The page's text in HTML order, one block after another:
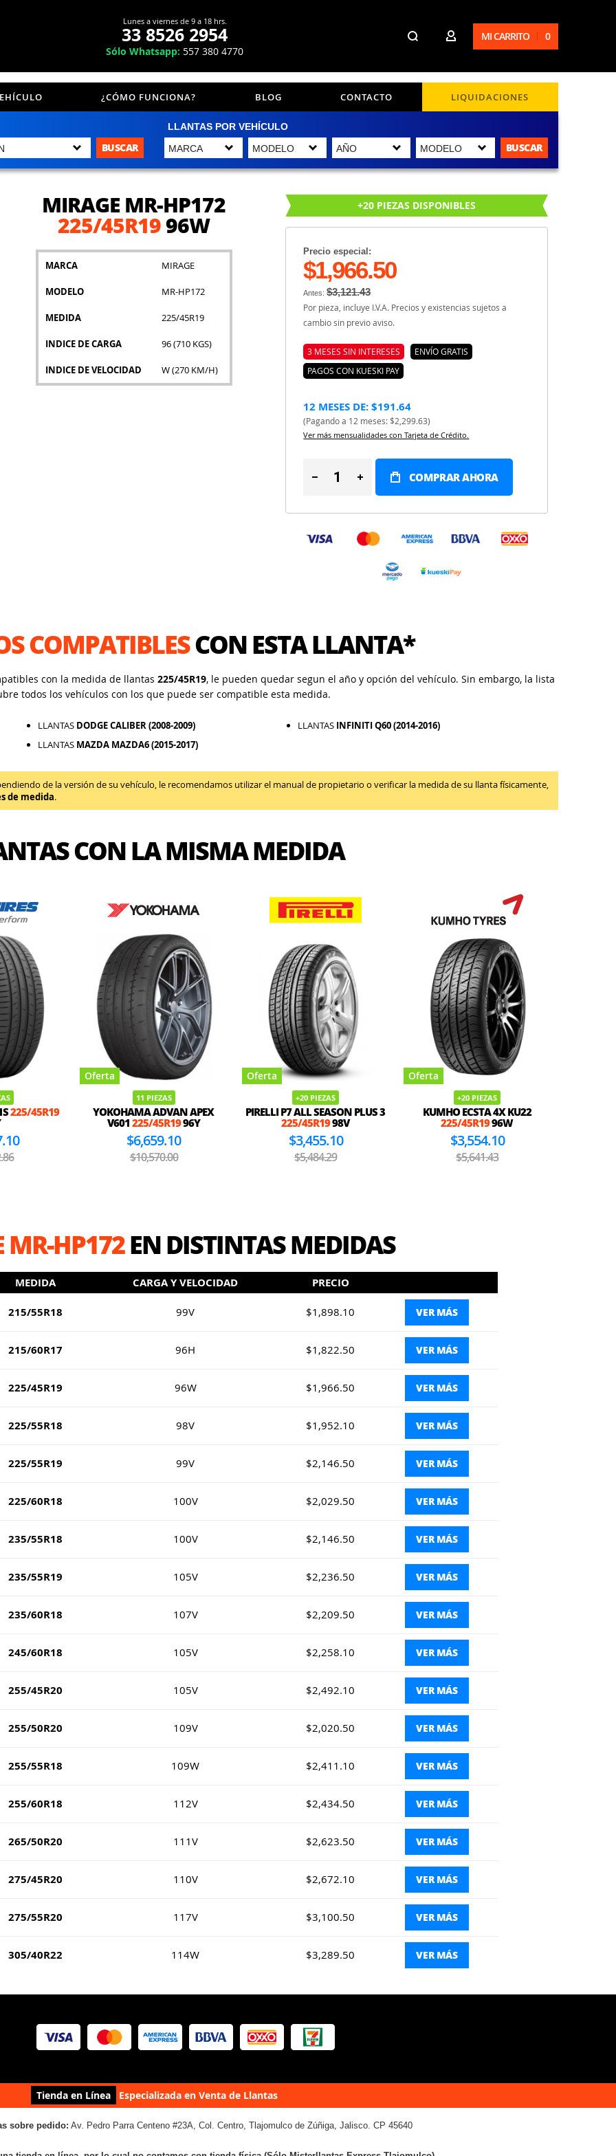
Lunes a viernes de 9 a 18 hrs.
33 8526 2954
Sólo Whatsapp: 557 380 4770
MI CARRITO 0
¿CÓMO FUNCIONA? BLOG CONTACTO LIQUIDACIONES
BUSCAR
LLANTAS POR VEHÍCULO
BUSCAR
MIRAGE MR-HP172
225/45R1996W
MARCA MIRAGE
MODELO MR-HP172
MEDIDA 225/45R19
INDICE DE CARGA 96 (710 KGS)
INDICE DE VELOCIDAD W (270 KM/H)
+20 PIEZAS DISPONIBLES
Precio especial:
$1,966.50
Antes:$3,121.43
Por pieza, incluye I.V.A. Precios y existencias sujetos a
cambio sin previo aviso.
3 MESES SIN INTERESES
ENVÍO GRATIS
PAGOS CON KUESKI PAY
12 MESES DE: $191.64
(Pagando a 12 meses: $2,299.63)
Ver más mensualidades con Tarjeta de Crédito.
COMPRAR AHORA
COMPATIBLESCON ESTA LLANTA*
con la medida de llantas 225/45R19, le pueden quedar segun el año y opción del vehículo. Sin embargo, la lista
todos los vehículos con los que puede ser compatible esta medida.
LLANTAS DODGE CALIBER (2008-2009) LLANTAS INFINITI Q60 (2014-2016)
LLANTAS MAZDA MAZDA6 (2015-2017)
de la versión de su vehículo, le recomendamos utilizar el manual de propietario o verificar la medida de su llanta físicamente,
de medida.
CON LA MISMA MEDIDA
APEX
Oferta
+20 PIEZAS
PIRELLI P7 ALL SEASON PLUS 3
225/45R1998V
$3,455.10
$5,484.29
Oferta
+20 PIEZAS
KUMHO ECSTA 4X KU22
225/45R1996W
$3,554.10
$5,641.43
Oferta
+20 PIEZAS
MAXTREK MAXIMUS M1
225/45R1996W
$2,024.10
$3,212.86
MR-HP172EN DISTINTAS MEDIDAS
MEDIDA CARGA Y VELOCIDAD PRECIO
215/55R18 99V $1,898.10 VER MÁS
215/60R17 96H $1,822.50 VER MÁS
225/45R19 96W $1,966.50 VER MÁS
225/55R18 98V $1,952.10 VER MÁS
225/55R19 99V $2,146.50 VER MÁS
225/60R18 100V $2,029.50 VER MÁS
235/55R18 100V $2,146.50 VER MÁS
235/55R19 105V $2,236.50 VER MÁS
235/60R18 107V $2,209.50 VER MÁS
245/60R18 105V $2,258.10 VER MÁS
255/45R20 105V $2,492.10 VER MÁS
255/50R20 109V $2,020.50 VER MÁS
255/55R18 109W $2,411.10 VER MÁS
255/60R18 112V $2,434.50 VER MÁS
265/50R20 111V $2,623.50 VER MÁS
275/45R20 110V $2,672.10 VER MÁS
275/55R20 117V $3,100.50 VER MÁS
305/40R22 114W $3,289.50 VER MÁS
Tienda en Línea Especializada en Venta de Llantas
sobre pedido: Av. Pedro Parra Centeno #23A, Col. Centro, Tlajomulco de Zúñiga, Jalisco. CP 45640